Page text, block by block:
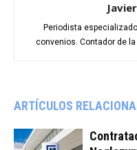
Periodista
convenios. Contador de
ARTÍCULOS